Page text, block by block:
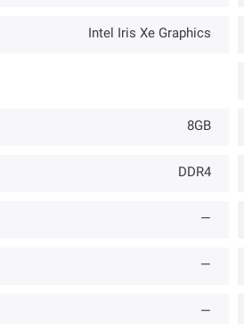
Intel Iris Xe Graphics
8GB
DDR4
—
—
—